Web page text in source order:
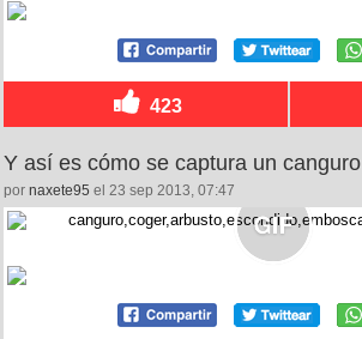
423
Y así es cómo se captura un canguro
por naxete95 el 23 sep 2013, 07:47